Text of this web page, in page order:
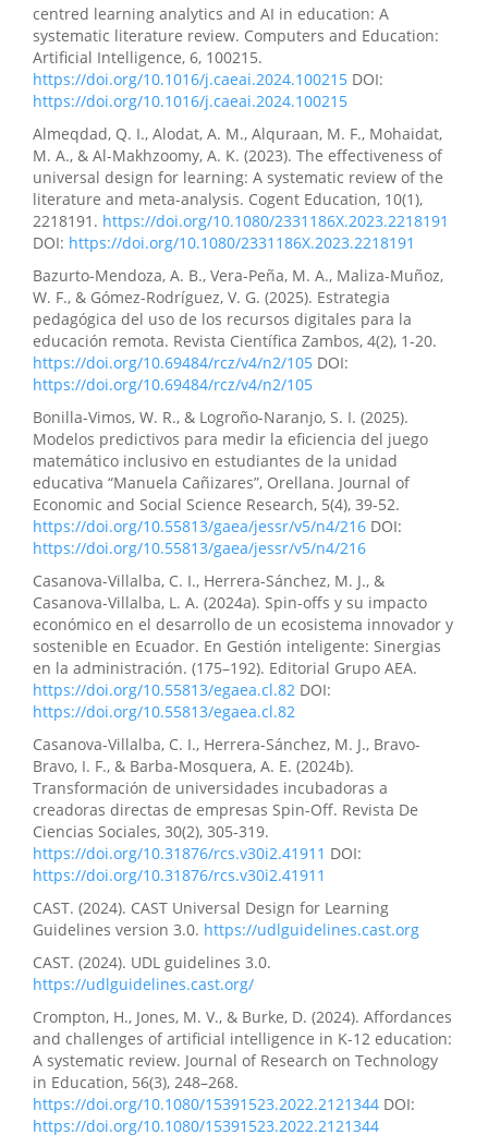
centred learning analytics and AI in education: A
systematic literature review. Computers and Education:
Artificial Intelligence, 6, 100215.
https://doi.org/10.1016/j.caeai.2024.100215 DOI:
https://doi.org/10.1016/j.caeai.2024.100215
Almeqdad, Q. I., Alodat, A. M., Alquraan, M. F., Mohaidat,
M. A., & Al-Makhzoomy, A. K. (2023). The effectiveness of
universal design for learning: A systematic review of the
literature and meta-analysis. Cogent Education, 10(1),
2218191. https://doi.org/10.1080/2331186X.2023.2218191
DOI: https://doi.org/10.1080/2331186X.2023.2218191
Bazurto-Mendoza, A. B., Vera-Peña, M. A., Maliza-Muñoz,
W. F., & Gómez-Rodríguez, V. G. (2025). Estrategia
pedagógica del uso de los recursos digitales para la
educación remota. Revista Científica Zambos, 4(2), 1-20.
https://doi.org/10.69484/rcz/v4/n2/105 DOI:
https://doi.org/10.69484/rcz/v4/n2/105
Bonilla-Vimos, W. R., & Logroño-Naranjo, S. I. (2025).
Modelos predictivos para medir la eficiencia del juego
matemático inclusivo en estudiantes de la unidad
educativa “Manuela Cañizares”, Orellana. Journal of
Economic and Social Science Research, 5(4), 39-52.
https://doi.org/10.55813/gaea/jessr/v5/n4/216 DOI:
https://doi.org/10.55813/gaea/jessr/v5/n4/216
Casanova-Villalba, C. I., Herrera-Sánchez, M. J., &
Casanova-Villalba, L. A. (2024a). Spin-offs y su impacto
económico en el desarrollo de un ecosistema innovador y
sostenible en Ecuador. En Gestión inteligente: Sinergias
en la administración. (175–192). Editorial Grupo AEA.
https://doi.org/10.55813/egaea.cl.82 DOI:
https://doi.org/10.55813/egaea.cl.82
Casanova-Villalba, C. I., Herrera-Sánchez, M. J., Bravo-
Bravo, I. F., & Barba-Mosquera, A. E. (2024b).
Transformación de universidades incubadoras a
creadoras directas de empresas Spin-Off. Revista De
Ciencias Sociales, 30(2), 305-319.
https://doi.org/10.31876/rcs.v30i2.41911 DOI:
https://doi.org/10.31876/rcs.v30i2.41911
CAST. (2024). CAST Universal Design for Learning
Guidelines version 3.0. https://udlguidelines.cast.org
CAST. (2024). UDL guidelines 3.0.
https://udlguidelines.cast.org/
Crompton, H., Jones, M. V., & Burke, D. (2024). Affordances
and challenges of artificial intelligence in K-12 education:
A systematic review. Journal of Research on Technology
in Education, 56(3), 248–268.
https://doi.org/10.1080/15391523.2022.2121344 DOI:
https://doi.org/10.1080/15391523.2022.2121344